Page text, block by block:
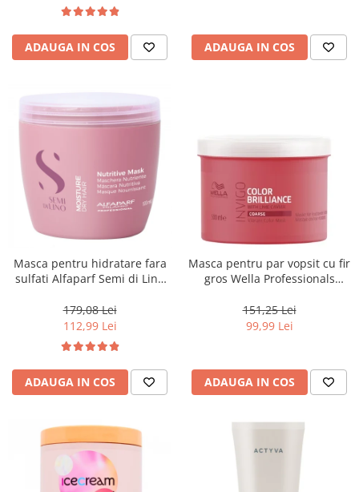
ADAUGA IN COS ADAUGA IN COS
Masca pentru hidratare fara
sulfati Alfaparf Semi di Lino
ml
179,08 Lei
112,99 Lei
ADAUGA IN COS
Masca pentru par vopsit cu fir
gros Wella Professionals
151,25 Lei
99,99 Lei
ADAUGA IN COS